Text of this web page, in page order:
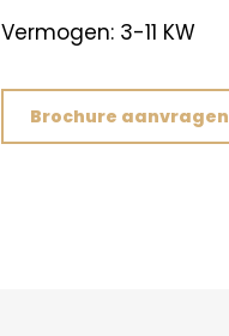
Vermogen: 3-11 KW
Brochure aanvragen